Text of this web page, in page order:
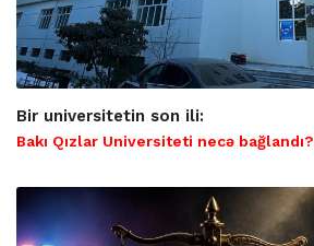
Bir universitetin son ili:
Bakı Qızlar Universiteti necə bağlandı?